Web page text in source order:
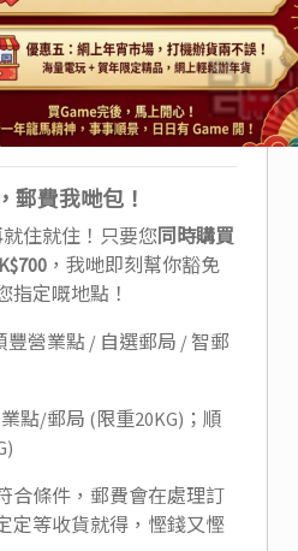
郵費我哋包！
住就住！只要您同時購買
，我哋即刻幫你豁免
指定嘅地點！
豐營業點 / 自選郵局 / 智郵
點/郵局 (限重20KG)；順
合條件，郵費會在處理訂
定等收貨就得，慳錢又慳